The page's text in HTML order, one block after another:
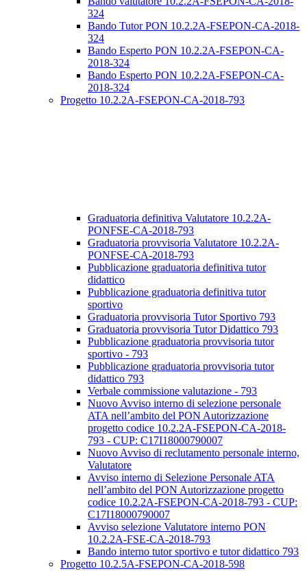
324
Bando Tutor PON 10.2.2A-FSEPON-CA-2018-
324
Bando Esperto PON 10.2.2A-FSEPON-CA-
2018-324
Bando Esperto PON 10.2.2A-FSEPON-CA-
2018-324
Progetto 10.2.2A-FSEPON-CA-2018-793
Graduatoria definitiva Valutatore 10.2.2A-
PONFSE-CA-2018-793
Graduatoria provvisoria Valutatore 10.2.2A-
PONFSE-CA-2018-793
Pubblicazione graduatoria definitiva tutor
didattico
Pubblicazione graduatoria definitiva tutor
sportivo
Graduatoria provvisoria Tutor Sportivo 793
Graduatoria provvisoria Tutor Didattico 793
Pubblicazione graduatoria provvisoria tutor
sportivo - 793
Pubblicazione graduatoria provvisoria tutor
didattico 793
Verbale commissione valutazione - 793
Nuovo Avviso interno di selezione personale
ATA nell’ambito del PON Autorizzazione
progetto codice 10.2.2A-FSEPON-CA-2018-
793 - CUP: C17I18000790007
Nuovo Avviso di reclutamento personale interno,
Valutatore
Avviso interno di Selezione Personale ATA
nell’ambito del PON Autorizzazione progetto
codice 10.2.2A-FSEPON-CA-2018-793 - CUP:
C17I18000790007
Avviso selezione Valutatore interno PON
10.2.2A-FSE-CA-2018-793
Bando interno tutor sportivo e tutor didattico 793
Progetto 10.2.5A-FSEPON-CA-2018-598